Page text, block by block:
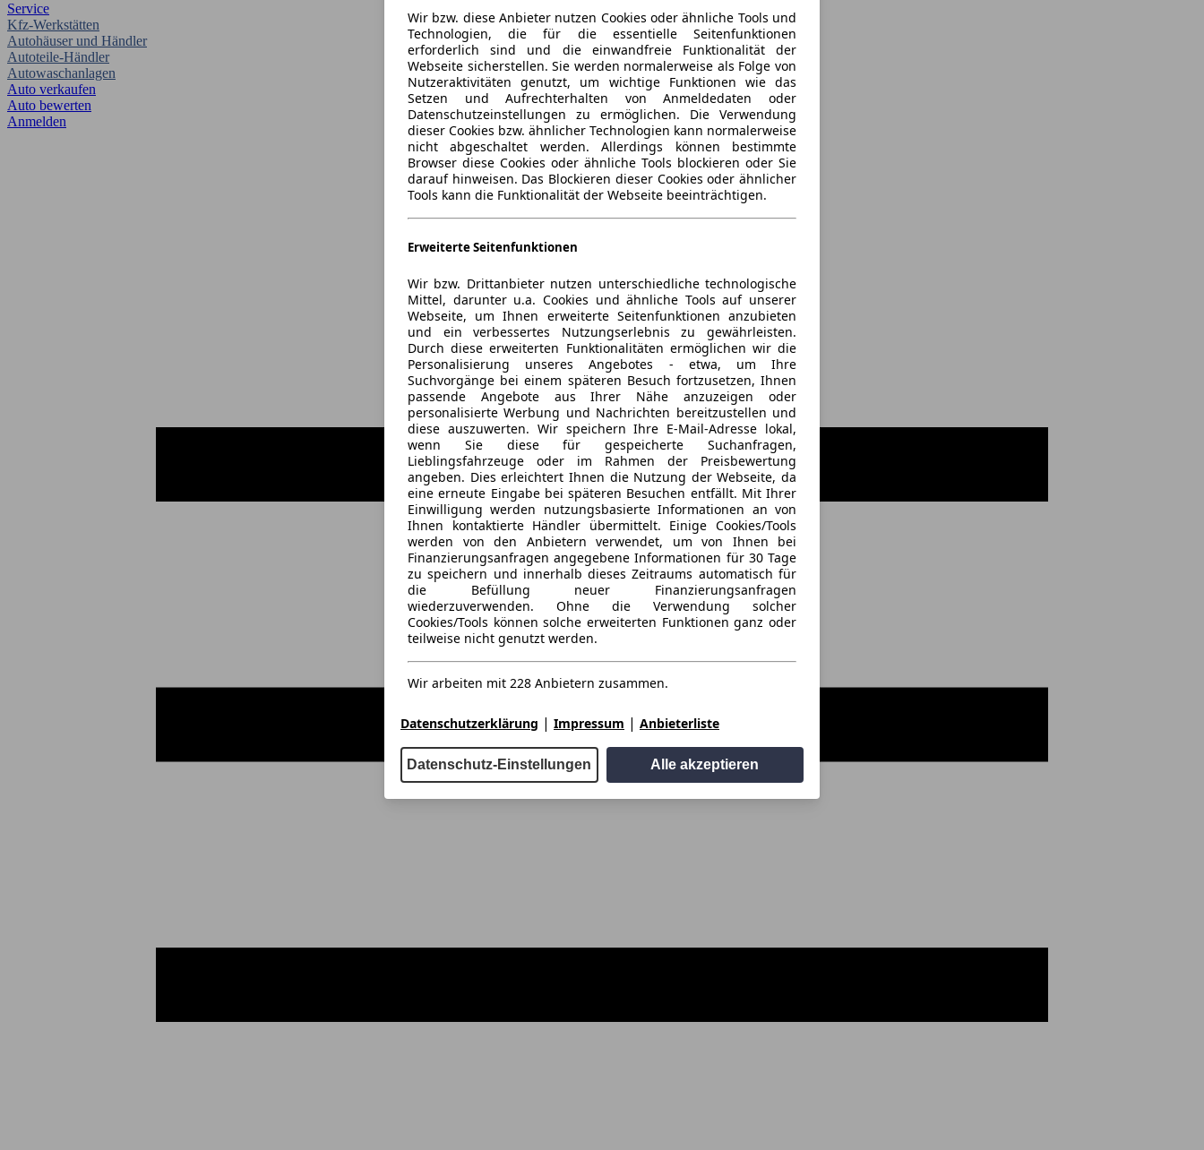
Service
Kfz-Werkstätten
Autohäuser und Händler
Autoteile-Händler
Autowaschanlagen
Auto verkaufen
Auto bewerten
Anmelden
Wir bzw. diese Anbieter nutzen Cookies oder ähnliche Tools und
Technologien, die für die essentielle Seitenfunktionen
erforderlich sind und die einwandfreie Funktionalität der
Webseite sicherstellen. Sie werden normalerweise als Folge von
Nutzeraktivitäten genutzt, um wichtige Funktionen wie das
Setzen und Aufrechterhalten von Anmeldedaten oder
Datenschutzeinstellungen zu ermöglichen. Die Verwendung
dieser Cookies bzw. ähnlicher Technologien kann normalerweise
nicht abgeschaltet werden. Allerdings können bestimmte
Browser diese Cookies oder ähnliche Tools blockieren oder Sie
darauf hinweisen. Das Blockieren dieser Cookies oder ähnlicher
Tools kann die Funktionalität der Webseite beeinträchtigen.
Erweiterte Seitenfunktionen
Wir bzw. Drittanbieter nutzen unterschiedliche technologische
Mittel, darunter u.a. Cookies und ähnliche Tools auf unserer
Webseite, um Ihnen erweiterte Seitenfunktionen anzubieten
und ein verbessertes Nutzungserlebnis zu gewährleisten.
Durch diese erweiterten Funktionalitäten ermöglichen wir die
Personalisierung unseres Angebotes - etwa, um Ihre
Suchvorgänge bei einem späteren Besuch fortzusetzen, Ihnen
passende Angebote aus Ihrer Nähe anzuzeigen oder
personalisierte Werbung und Nachrichten bereitzustellen und
diese auszuwerten. Wir speichern Ihre E-Mail-Adresse lokal,
wenn Sie diese für gespeicherte Suchanfragen,
Lieblingsfahrzeuge oder im Rahmen der Preisbewertung
angeben. Dies erleichtert Ihnen die Nutzung der Webseite, da
eine erneute Eingabe bei späteren Besuchen entfällt. Mit Ihrer
Einwilligung werden nutzungsbasierte Informationen an von
Ihnen kontaktierte Händler übermittelt. Einige Cookies/Tools
werden von den Anbietern verwendet, um von Ihnen bei
Finanzierungsanfragen angegebene Informationen für 30 Tage
zu speichern und innerhalb dieses Zeitraums automatisch für
die Befüllung neuer Finanzierungsanfragen
wiederzuverwenden. Ohne die Verwendung solcher
Cookies/Tools können solche erweiterten Funktionen ganz oder
teilweise nicht genutzt werden.
Wir arbeiten mit 228 Anbietern zusammen.
Datenschutzerklärung | Impressum | Anbieterliste
Datenschutz-Einstellungen Alle akzeptieren